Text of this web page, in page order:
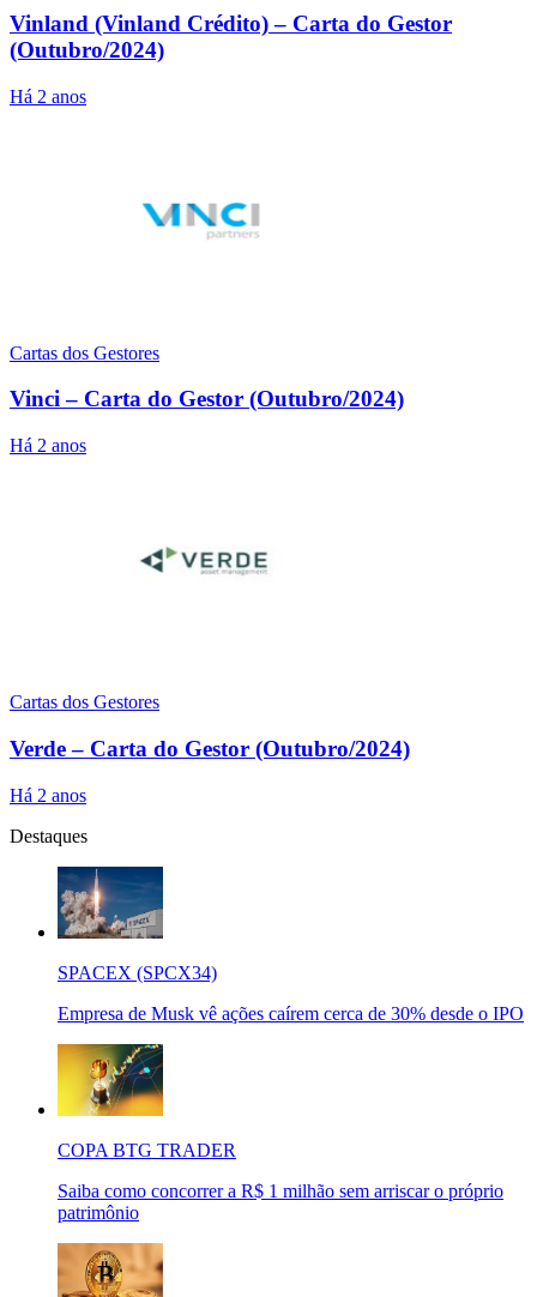
Vinland (Vinland Crédito) – Carta do Gestor
(Outubro/2024)
Há 2 anos
Cartas dos Gestores
Vinci – Carta do Gestor (Outubro/2024)
Há 2 anos
Cartas dos Gestores
Verde – Carta do Gestor (Outubro/2024)
Há 2 anos
Destaques
SPACEX (SPCX34)
Empresa de Musk vê ações caírem cerca de 30% desde o IPO
COPA BTG TRADER
Saiba como concorrer a R$ 1 milhão sem arriscar o próprio
patrimônio